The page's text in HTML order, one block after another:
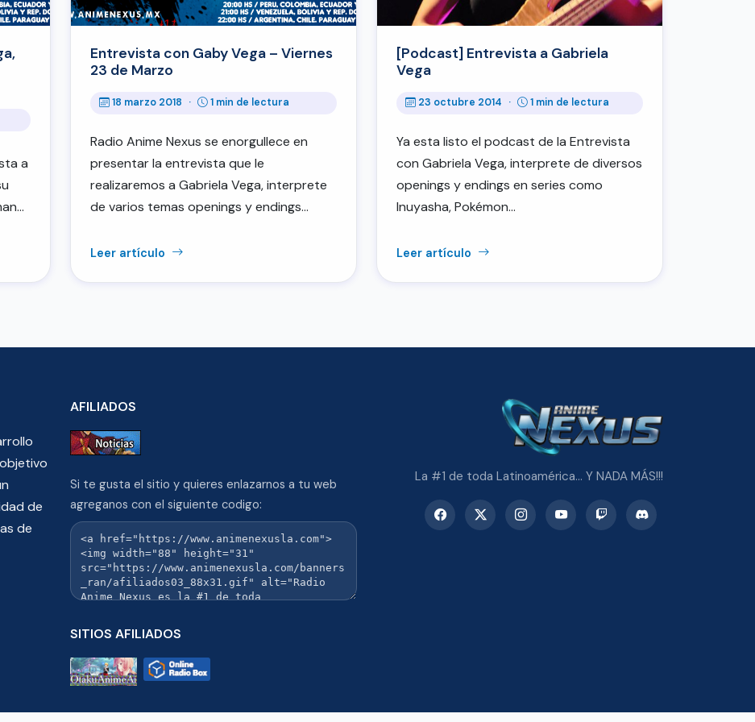
a
Entrevista con Gaby Vega – Viernes
23 de Marzo
18 marzo 2018 · 1 min de lectura
Radio Anime Nexus se enorgullece en
presentar la entrevista que le
realizaremos a Gabriela Vega, interprete
de varios temas openings y endings…
Leer artículo
[Podcast] Entrevista a Gabriela
Vega
23 octubre 2014 · 1 min de lectura
Ya esta listo el podcast de la Entrevista
con Gabriela Vega, interprete de diversos
openings y endings en series como
Inuyasha, Pokémon…
Leer artículo
de
de
AFILIADOS
Si te gusta el sitio y quieres enlazarnos a tu web
agreganos con el siguiente codigo:
SITIOS AFILIADOS
La #1 de toda Latinoamérica... Y NADA MÁS!!!